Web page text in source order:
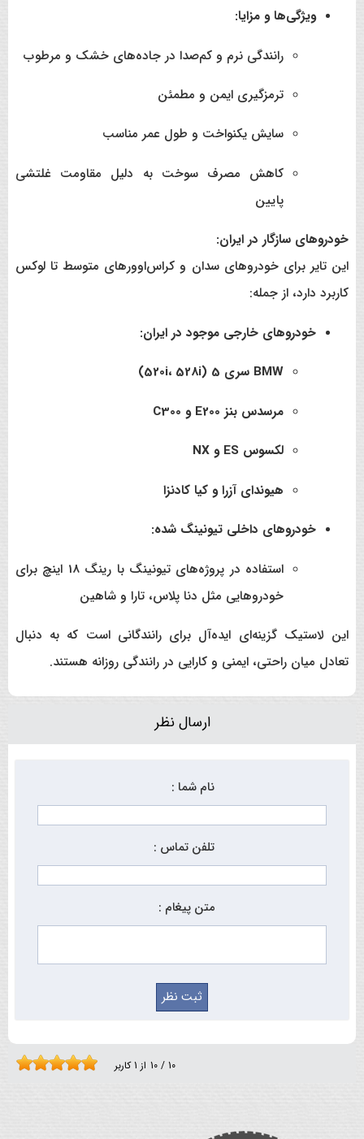
ویژگی‌ها و مزایا:
رانندگی نرم و کم‌صدا در جاده‌های خشک و مرطوب
ترمزگیری ایمن و مطمئن
سایش یکنواخت و طول عمر مناسب
کاهش مصرف سوخت به دلیل مقاومت غلتشی
پایین
خودروهای سازگار در ایران:
این تایر برای خودروهای سدان و کراس‌اوورهای متوسط تا لوکس
کاربرد دارد، از جمله:
خودروهای خارجی موجود در ایران:
BMW سری 5 (520i، 528i)
مرسدس بنز E200 و C300
لکسوس ES و NX
هیوندای آزرا و کیا کادنزا
خودروهای داخلی تیونینگ شده:
استفاده در پروژه‌های تیونینگ با رینگ 18 اینچ برای
خودروهایی مثل دنا پلاس، تارا و شاهین
این لاستیک گزینه‌ای ایده‌آل برای رانندگانی است که به دنبال
تعادل میان راحتی، ایمنی و کارایی در رانندگی روزانه هستند.
ارسال نظر
نام شما :
تلفن تماس :
متن پیغام :
10 / 10 از 1کاربر